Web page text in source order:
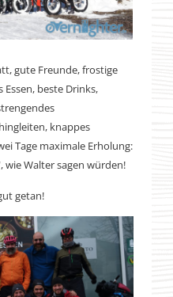
gute Freunde, frostige
beste Drinks,
knappes
Tage maximale Erholung:
wie Walter sagen würden!
getan!